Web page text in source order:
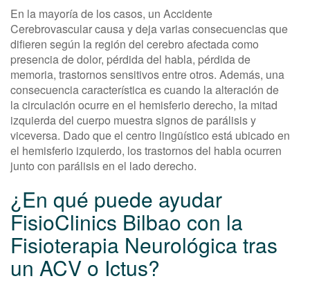
En la mayoría de los casos, un Accidente
Cerebrovascular causa y deja varias consecuencias que
difieren según la región del cerebro afectada como
presencia de dolor, pérdida del habla, pérdida de
memoria, trastornos sensitivos entre otros. Además, una
consecuencia característica es cuando la alteración de
la circulación ocurre en el hemisferio derecho, la mitad
izquierda del cuerpo muestra signos de parálisis y
viceversa. Dado que el centro lingüístico está ubicado en
el hemisferio izquierdo, los trastornos del habla ocurren
junto con parálisis en el lado derecho.
¿En qué puede ayudar
FisioClinics Bilbao con la
Fisioterapia Neurológica tras
un ACV o Ictus?